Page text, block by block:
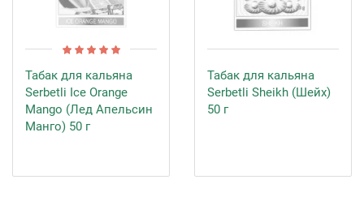
Табак для кальяна
Serbetli Ice Orange
Mango (Лед Апельсин
Манго) 50 г
Табак для кальяна
Serbetli Sheikh (Шейх)
50 г